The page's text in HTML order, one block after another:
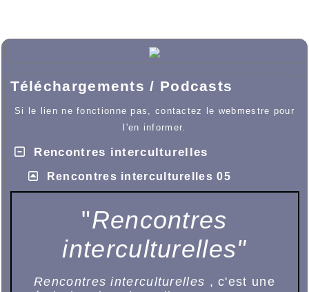
Téléchargements / Podcasts
Si le lien ne fonctionne pas, contactez le webmestre pour
l'en informer.
Rencontres interculturelles
Rencontres interculturelles 05
"Rencontres
interculturelles"
Rencontres interculturelles , c'est une